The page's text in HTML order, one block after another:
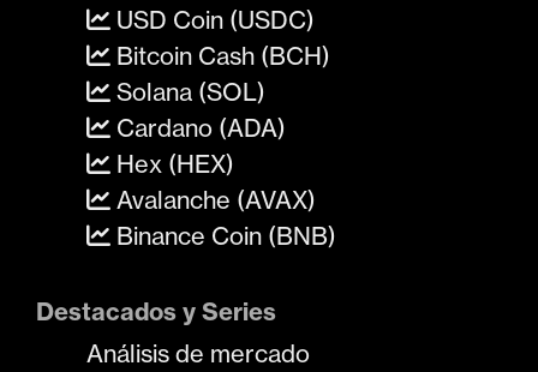
USD Coin (USDC)
Bitcoin Cash (BCH)
Solana (SOL)
Cardano (ADA)
Hex (HEX)
Avalanche (AVAX)
Binance Coin (BNB)
Destacados y Series
Análisis de mercado